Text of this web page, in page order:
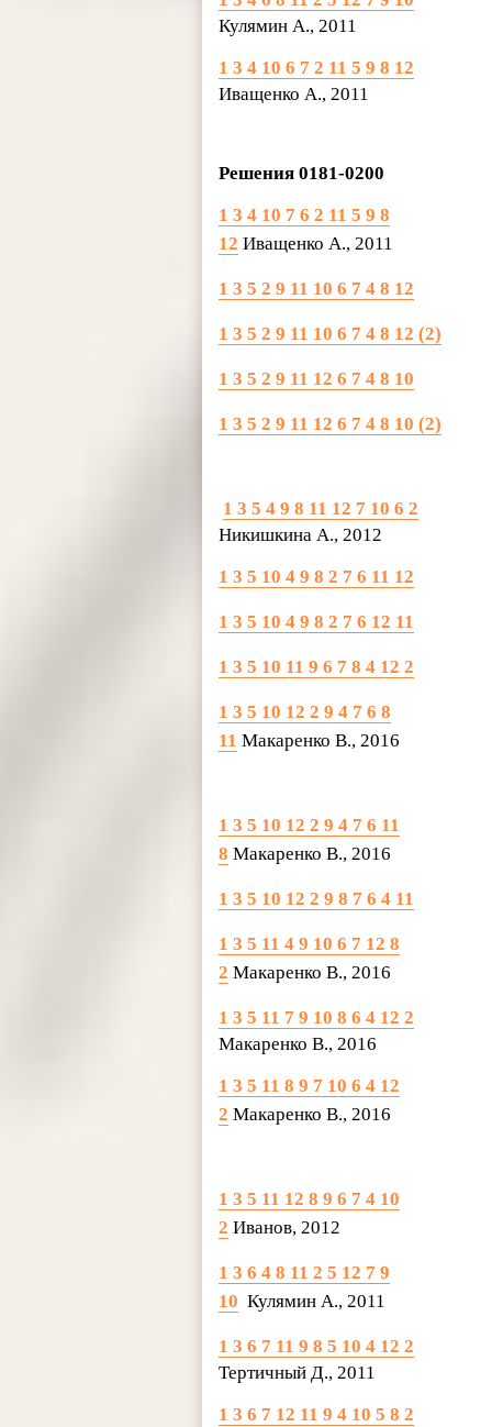
Кулямин А., 2011
1 3 4 10 6 7 2 11 5 9 8 12
Иващенко А., 2011
Решения 0181-0200
1 3 4 10 7 6 2 11 5 9 8
12 Иващенко А., 2011
1 3 5 2 9 11 10 6 7 4 8 12
1 3 5 2 9 11 10 6 7 4 8 12 (2)
1 3 5 2 9 11 12 6 7 4 8 10
1 3 5 2 9 11 12 6 7 4 8 10 (2)
1 3 5 4 9 8 11 12 7 10 6 2
Никишкина А., 2012
1 3 5 10 4 9 8 2 7 6 11 12
1 3 5 10 4 9 8 2 7 6 12 11
1 3 5 10 11 9 6 7 8 4 12 2
1 3 5 10 12 2 9 4 7 6 8
11 Макаренко В., 2016
1 3 5 10 12 2 9 4 7 6 11
8 Макаренко В., 2016
1 3 5 10 12 2 9 8 7 6 4 11
1 3 5 11 4 9 10 6 7 12 8
2 Макаренко В., 2016
1 3 5 11 7 9 10 8 6 4 12 2
Макаренко В., 2016
1 3 5 11 8 9 7 10 6 4 12
2 Макаренко В., 2016
1 3 5 11 12 8 9 6 7 4 10
2 Иванов, 2012
1 3 6 4 8 11 2 5 12 7 9
10 Кулямин А., 2011
1 3 6 7 11 9 8 5 10 4 12 2
Тертичный Д., 2011
1 3 6 7 12 11 9 4 10 5 8 2